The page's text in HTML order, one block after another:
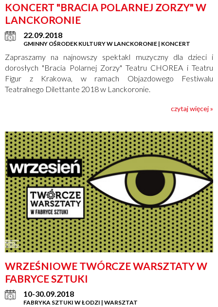
KONCERT "BRACIA POLARNEJ ZORZY" W
LANCKORONIE
22.09.2018
GMINNY OŚRODEK KULTURY W LANCKORONIE | KONCERT
Zapraszamy na najnowszy spektakl muzyczny dla dzieci i
dorosłych "Bracia Polarnej Zorzy" Teatru CHOREA i Teatru
Figur z Krakowa, w ramach Objazdowego Festiwalu
Teatralnego Dilettante 2018 w Lanckoronie.
czytaj więcej »
WRZEŚNIOWE TWÓRCZE WARSZTATY W
FABRYCE SZTUKI
10-30.09.2018
FABRYKA SZTUKI W ŁODZI | WARSZTAT